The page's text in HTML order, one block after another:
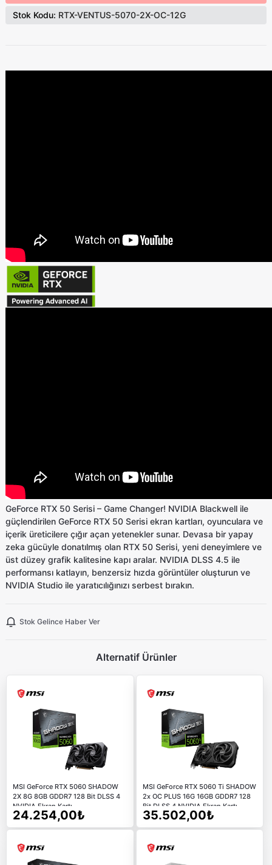
Stok Kodu: RTX-VENTUS-5070-2X-OC-12G
GeForce RTX 50 Serisi – Game Changer! NVIDIA Blackwell ile
güçlendirilen GeForce RTX 50 Serisi ekran kartları, oyunculara ve
içerik üreticilere çığır açan yetenekler sunar. Devasa bir yapay
zeka gücüyle donatılmış olan RTX 50 Serisi, yeni deneyimlere ve
üst düzey grafik kalitesine kapı aralar. NVIDIA DLSS 4.5 ile
performansı katlayın, benzersiz hızda görüntüler oluşturun ve
NVIDIA Studio ile yaratıcılığınızı serbest bırakın.
Stok Gelince Haber Ver
Alternatif Ürünler
MSI GeForce RTX 5060 SHADOW
2X 8G 8GB GDDR7 128 Bit DLSS 4
NVIDIA Ekran Kartı
24.254,00₺
MSI GeForce RTX 5060 Ti SHADOW
2x OC PLUS 16G 16GB GDDR7 128
Bit DLSS 4 NVIDIA Ekran Kartı
35.502,00₺